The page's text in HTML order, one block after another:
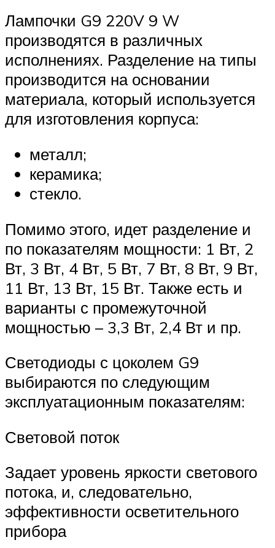
Лампочки G9 220V 9 W
производятся в различных
исполнениях. Разделение на типы
производится на основании
материала, который используется
для изготовления корпуса:
металл;
керамика;
стекло.
Помимо этого, идет разделение и
по показателям мощности: 1 Вт, 2
Вт, 3 Вт, 4 Вт, 5 Вт, 7 Вт, 8 Вт, 9 Вт,
11 Вт, 13 Вт, 15 Вт. Также есть и
варианты с промежуточной
мощностью – 3,3 Вт, 2,4 Вт и пр.
Светодиоды с цоколем G9
выбираются по следующим
эксплуатационным показателям:
Световой поток
Задает уровень яркости светового
потока, и, следовательно,
эффективности осветительного
прибора